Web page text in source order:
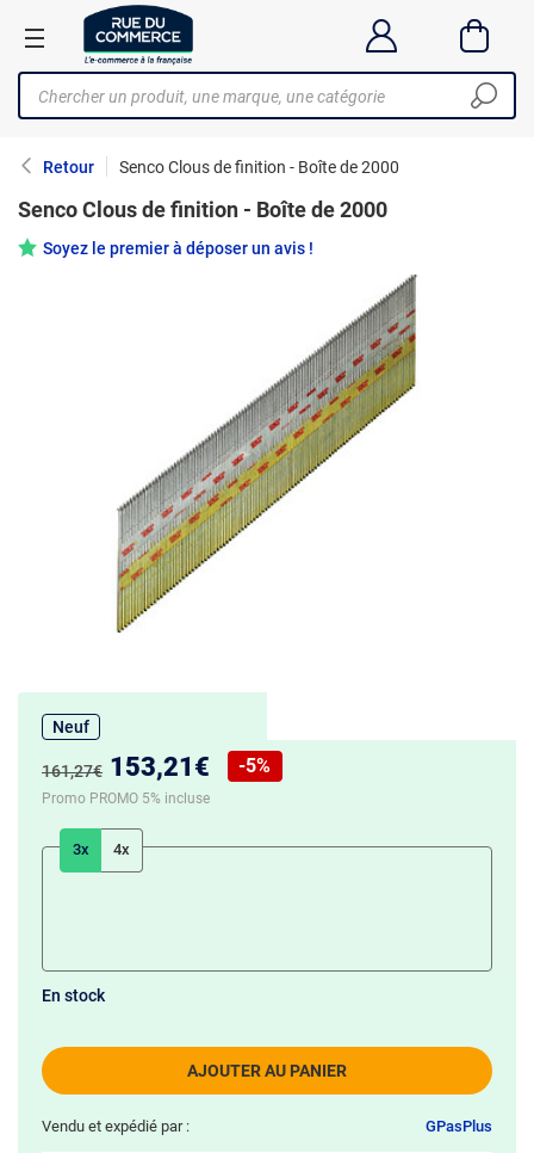
Retour Senco Clous de finition - Boîte de 2000
Senco Clous de finition - Boîte de 2000
Soyez le premier à déposer un avis !
Neuf
Ancien prix :
161,27€ Nouveau prix :
153,21€
Réduction de :
-5%
Promo PROMO 5% incluse
3x 4x
AJOUTER AU PANIER
En stock
Vendu et expédié par : GPasPlus